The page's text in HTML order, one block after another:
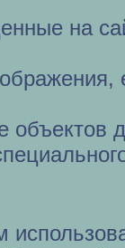
на
объектов